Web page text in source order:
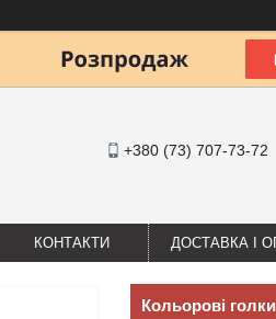
+380 (73) 707-73-72
КОНТАКТИ ДОСТАВКА І
Кольорові